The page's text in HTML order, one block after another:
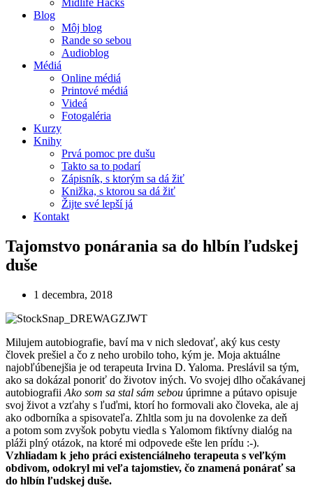
Midlife Hacks
Blog
Môj blog
Rande so sebou
Audioblog
Médiá
Online médiá
Printové médiá
Videá
Fotogaléria
Kurzy
Knihy
Prvá pomoc pre dušu
Takto sa to podarí
Zápisník, s ktorým sa dá žiť
Knižka, s ktorou sa dá žiť
Žijte své lepší já
Kontakt
Tajomstvo ponárania sa do hlbín ľudskej
duše
1 decembra, 2018
Milujem autobiografie, baví ma v nich sledovať, aký kus cesty
človek prešiel a čo z neho urobilo toho, kým je. Moja aktuálne
najobľúbenejšia je od terapeuta Irvina D. Yaloma. Preslávil sa tým,
ako sa dokázal ponoriť do životov iných. Vo svojej dlho očakávanej
autobiografii Ako som sa stal sám sebou úprimne a pútavo opisuje
svoj život a vzťahy s ľuďmi, ktorí ho formovali ako človeka, ale aj
ako odborníka a spisovateľa. Zhltla som ju na dovolenke za deň
a potom som zvyšok pobytu viedla s Yalomom fiktívny dialóg na
pláži plný otázok, na ktoré mi odpovede ešte len prídu :-).
Vzhliadam k jeho práci existenciálneho terapeuta s veľkým
obdivom, odokryl mi veľa tajomstiev, čo znamená ponárať sa
do hlbín ľudskej duše.